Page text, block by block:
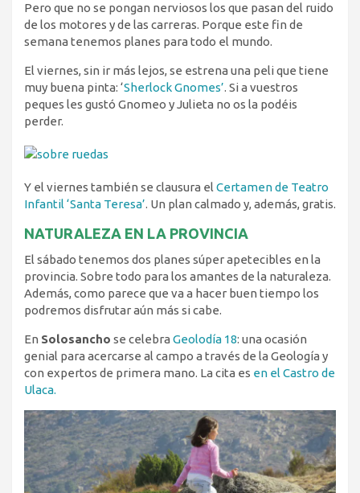
Pero que no se pongan nerviosos los que pasan del ruido
de los motores y de las carreras. Porque este fin de
semana tenemos planes para todo el mundo.
El viernes, sin ir más lejos, se estrena una peli que tiene
muy buena pinta: ‘Sherlock Gnomes’. Si a vuestros
peques les gustó Gnomeo y Julieta no os la podéis
perder.
Y el viernes también se clausura el Certamen de Teatro
Infantil ‘Santa Teresa’. Un plan calmado y, además, gratis.
NATURALEZA EN LA PROVINCIA
El sábado tenemos dos planes súper apetecibles en la
provincia. Sobre todo para los amantes de la naturaleza.
Además, como parece que va a hacer buen tiempo los
podremos disfrutar aún más si cabe.
En Solosancho se celebra Geolodía 18: una ocasión
genial para acercarse al campo a través de la Geología y
con expertos de primera mano. La cita es en el Castro de
Ulaca.